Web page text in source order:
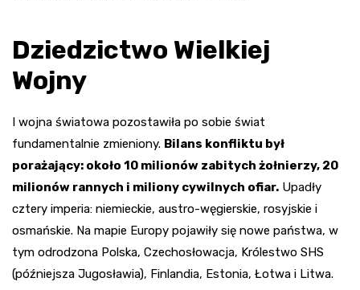
Dziedzictwo Wielkiej
Wojny
I wojna światowa pozostawiła po sobie świat
fundamentalnie zmieniony. Bilans konfliktu był
porażający: około 10 milionów zabitych żołnierzy, 20
milionów rannych i miliony cywilnych ofiar. Upadły
cztery imperia: niemieckie, austro-węgierskie, rosyjskie i
osmańskie. Na mapie Europy pojawiły się nowe państwa, w
tym odrodzona Polska, Czechosłowacja, Królestwo SHS
(późniejsza Jugosławia), Finlandia, Estonia, Łotwa i Litwa.